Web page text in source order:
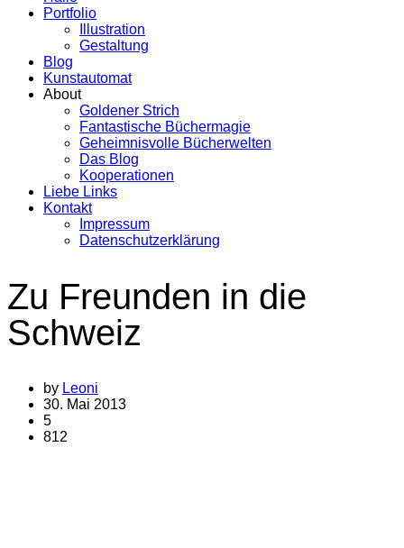
Portfolio
Illustration
Gestaltung
Blog
Kunstautomat
About
Goldener Strich
Fantastische Büchermagie
Geheimnisvolle Bücherwelten
Das Blog
Kooperationen
Liebe Links
Kontakt
Impressum
Datenschutzerklärung
Zu Freunden in die
Schweiz
by Leoni
30. Mai 2013
5
812